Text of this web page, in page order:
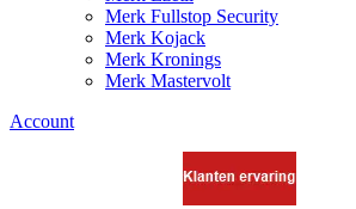
Merk Fullstop Security
Merk Kojack
Merk Kronings
Merk Mastervolt
Account